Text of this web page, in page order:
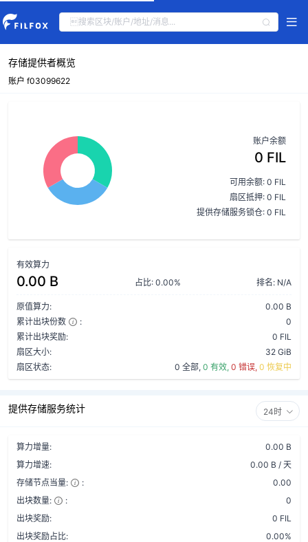
存储提供者概览
账户 f03099622
账户余额
0 FIL
可用余额: 0 FIL
扇区抵押: 0 FIL
提供存储服务锁仓: 0 FIL
有效算力
0.00 B 占比: 0.00% 排名: N/A
原值算力:
0.00 B
累计出块份数
:
0
累计出块奖励:
0 FIL
扇区大小:
32 GiB
扇区状态:
0 全部, 0 有效, 0 错误, 0 恢复中
提供存储服务统计 24时
算力增量:
0.00 B
算力增速:
0.00 B / 天
存储节点当量:
:
0.00
出块数量:
:
0
出块奖励:
0 FIL
出块奖励占比:
0.00%